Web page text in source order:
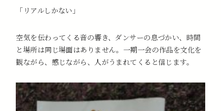
「リアルしかない」
空気を伝わってくる音の響き、ダンサーの息づかい、時間
と場所は同じ場面はありません。一期一会の作品を文化を
観ながら、感じながら、人がうまれてくると信じます。